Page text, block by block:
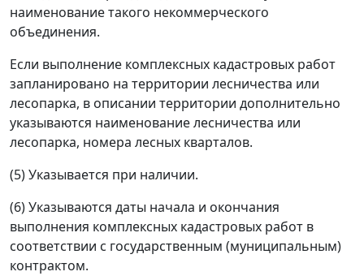
наименование такого некоммерческого
объединения.
Если выполнение комплексных кадастровых работ
запланировано на территории лесничества или
лесопарка, в описании территории дополнительно
указываются наименование лесничества или
лесопарка, номера лесных кварталов.
(5) Указывается при наличии.
(6) Указываются даты начала и окончания
выполнения комплексных кадастровых работ в
соответствии с государственным (муниципальным)
контрактом.